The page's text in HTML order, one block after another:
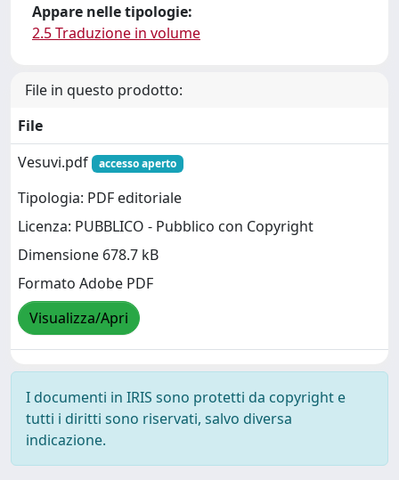
Appare nelle tipologie:
2.5 Traduzione in volume
File in questo prodotto:
File
Vesuvi.pdf
accesso aperto
Tipologia: PDF editoriale
Licenza: PUBBLICO - Pubblico con Copyright
Dimensione 678.7 kB
Formato Adobe PDF
Visualizza/Apri
I documenti in IRIS sono protetti da copyright e
tutti i diritti sono riservati, salvo diversa
indicazione.